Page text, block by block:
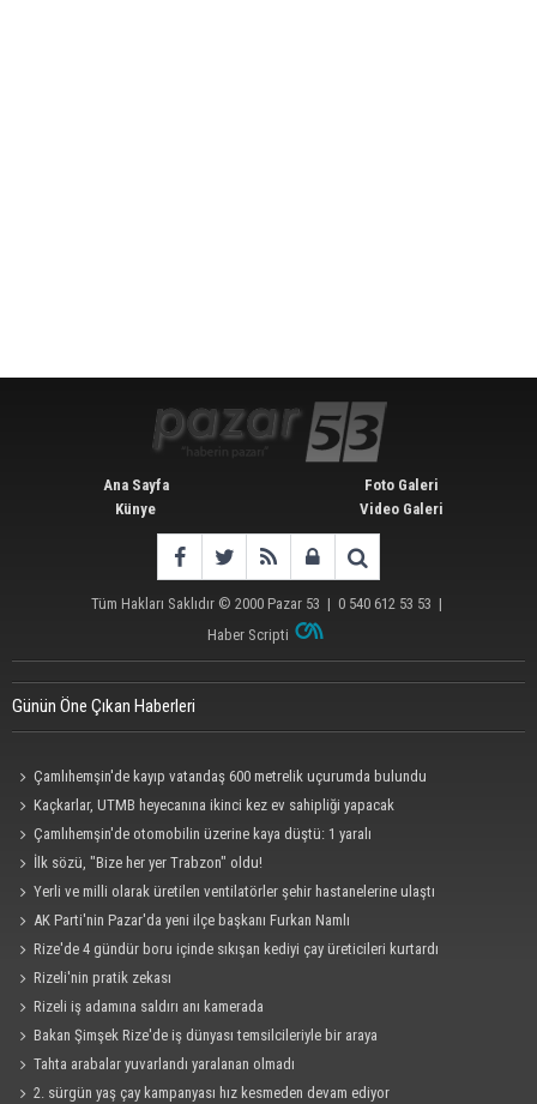
Ana Sayfa
Künye
Foto Galeri
Video Galeri
Tüm Hakları Saklıdır © 2000 Pazar 53 | 0 540 612 53 53 |
Haber Scripti
Günün Öne Çıkan Haberleri
Çamlıhemşin'de kayıp vatandaş 600 metrelik uçurumda bulundu
Kaçkarlar, UTMB heyecanına ikinci kez ev sahipliği yapacak
Çamlıhemşin'de otomobilin üzerine kaya düştü: 1 yaralı
İlk sözü, "Bize her yer Trabzon" oldu!
Yerli ve milli olarak üretilen ventilatörler şehir hastanelerine ulaştı
AK Parti'nin Pazar'da yeni ilçe başkanı Furkan Namlı
Rize'de 4 gündür boru içinde sıkışan kediyi çay üreticileri kurtardı
Rizeli'nin pratik zekası
Rizeli iş adamına saldırı anı kamerada
Bakan Şimşek Rize'de iş dünyası temsilcileriyle bir araya
Tahta arabalar yuvarlandı yaralanan olmadı
2. sürgün yaş çay kampanyası hız kesmeden devam ediyor